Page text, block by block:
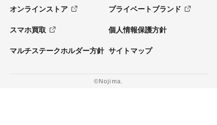
オンラインストア プライベートブランド
スマホ買取 個人情報保護方針
マルチステークホルダー方針 サイトマップ
©Nojima.